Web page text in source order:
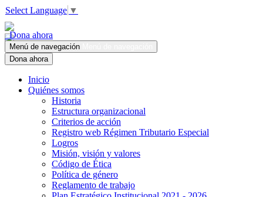
Select Language ▼
Dona ahora
Menú de navegación
Dona ahora
Inicio
Quiénes somos
Historia
Estructura organizacional
Criterios de acción
Registro web Régimen Tributario Especial
Logros
Misión, visión y valores
Código de Ética
Política de género
Reglamento de trabajo